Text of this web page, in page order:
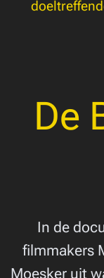
De
In de
filmmakers
Moesker uit